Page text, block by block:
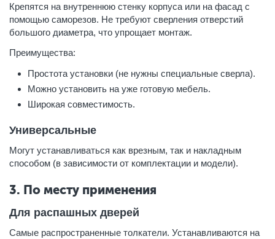
Крепятся на внутреннюю стенку корпуса или на фасад с
помощью саморезов. Не требуют сверления отверстий
большого диаметра, что упрощает монтаж.
Преимущества:
Простота установки (не нужны специальные сверла).
Можно установить на уже готовую мебель.
Широкая совместимость.
Универсальные
Могут устанавливаться как врезным, так и накладным
способом (в зависимости от комплектации и модели).
3. По месту применения
Для распашных дверей
Самые распространенные толкатели. Устанавливаются на